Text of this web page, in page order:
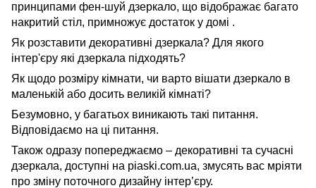
принципами фен-шуй дзеркало, що відображає багато
накритий стіл, примножує достаток у домі .
Як розставити декоративні дзеркала? Для якого
інтер'єру які дзеркала підходять?
Як щодо розміру кімнати, чи варто вішати дзеркало в
маленькій або досить великій кімнаті?
Безумовно, у багатьох виникають такі питання.
Відповідаємо на ці питання.
Також одразу попереджаємо – декоративні та сучасні
дзеркала, доступні на piaski.com.ua, змусять вас мріяти
про зміну поточного дизайну інтер’єру.